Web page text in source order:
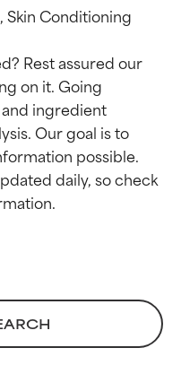
Skin Conditioning
Rest assured our
on it. Going
ingredient
Our goal is to
possible.
daily, so check
van
door
of
van
door
of